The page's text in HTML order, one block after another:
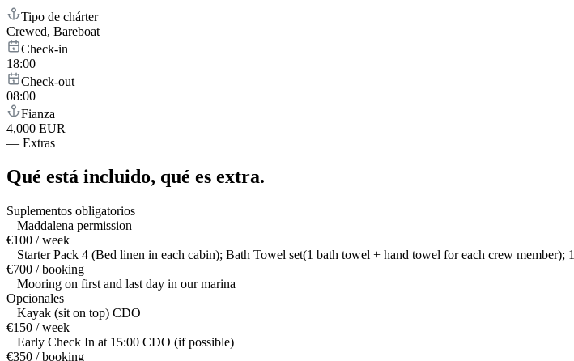
Tipo de chárter
Crewed, Bareboat
Check-in
18:00
Check-out
08:00
Fianza
4,000 EUR
— Extras
Qué está incluido, qué es extra.
Suplementos obligatorios
Maddalena permission
€100 / week
Starter Pack 4 (Bed linen in each cabin); Bath Towel set(1 bath towel + hand towel for each crew
€700 / booking
Mooring on first and last day in our marina
Opcionales
Kayak (sit on top) CDO
€150 / week
Early Check In at 15:00 CDO (if possible)
€350 / booking